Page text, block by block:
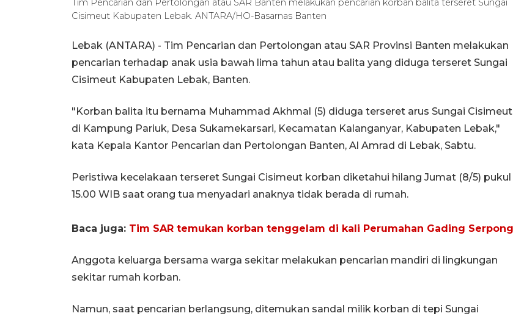
Tim Pencarian dan Pertolongan atau SAR Banten melakukan pencarian korban balita terseret Sungai
Cisimeut Kabupaten Lebak. ANTARA/HO-Basarnas Banten
Lebak (ANTARA) - Tim Pencarian dan Pertolongan atau SAR Provinsi Banten melakukan
pencarian terhadap anak usia bawah lima tahun atau balita yang diduga terseret Sungai
Cisimeut Kabupaten Lebak, Banten.
"Korban balita itu bernama Muhammad Akhmal (5) diduga terseret arus Sungai Cisimeut
di Kampung Pariuk, Desa Sukamekarsari, Kecamatan Kalanganyar, Kabupaten Lebak,"
kata Kepala Kantor Pencarian dan Pertolongan Banten, Al Amrad di Lebak, Sabtu.
Peristiwa kecelakaan terseret Sungai Cisimeut korban diketahui hilang Jumat (8/5) pukul
15.00 WIB saat orang tua menyadari anaknya tidak berada di rumah.
Baca juga: Tim SAR temukan korban tenggelam di kali Perumahan Gading Serpong
Anggota keluarga bersama warga sekitar melakukan pencarian mandiri di lingkungan
sekitar rumah korban.
Namun, saat pencarian berlangsung, ditemukan sandal milik korban di tepi Sungai